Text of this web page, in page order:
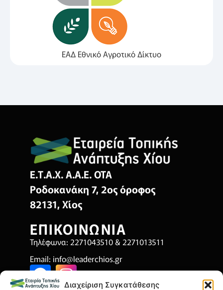
Διαχείριση Συγκατάθεσης
ΕΑΔ Εθνικό Αγροτικό Δίκτυο
Ε.Τ.Α.Χ. Α.Α.Ε. ΟΤΑ
Ροδοκανάκη 7, 2ος όροφος
82131, Χίος
ΕΠΙΚΟΙΝΩΝΙΑ
Τηλέφωνα: 2271043510 & 2271013511
Email: info@leaderchios.gr